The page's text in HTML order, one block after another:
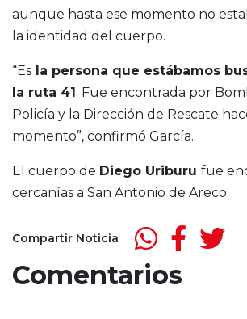
aunque hasta ese momento no
la identidad del cuerpo.
“Es la persona que estábamos
la ruta 41 . Fue encontrada por
Policía y la Dirección de Rescate
momento”, confirmó García.
El cuerpo de Diego Uriburu fue
cercanías a San Antonio de Areco.
Compartir Noticia
Comentarios